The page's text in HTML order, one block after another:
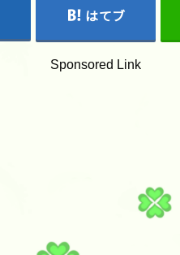
はてブ
Sponsored Link